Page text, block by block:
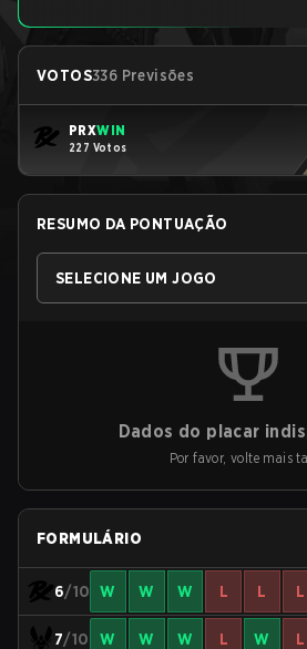
VOTOS336 Previsões
PRXWIN
227 Votos
RESUMO DA PONTUAÇÃO
SELECIONE UM JOGO
Dados do placar
Por favor, volte mais
FORMULÁRIO
6/10 W W W L L L
7/10 W W W L W L